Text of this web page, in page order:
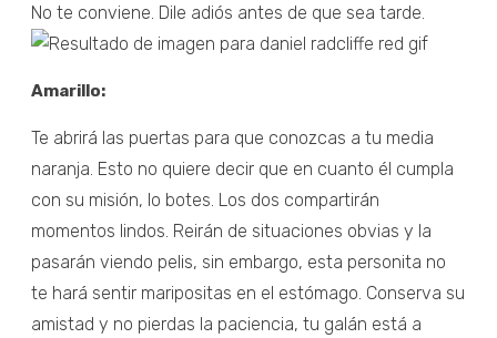
No te conviene. Dile adiós antes de que sea tarde.
Amarillo:
Te abrirá las puertas para que conozcas a tu media
naranja. Esto no quiere decir que en cuanto él cumpla
con su misión, lo botes. Los dos compartirán
momentos lindos. Reirán de situaciones obvias y la
pasarán viendo pelis, sin embargo, esta personita no
te hará sentir maripositas en el estómago. Conserva su
amistad y no pierdas la paciencia, tu galán está a